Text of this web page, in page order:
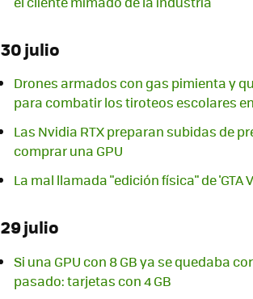
30 julio
Drones armados con gas pimienta y
para combatir los tiroteos escolares en
Las Nvidia RTX preparan subidas de
comprar una GPU
La mal llamada "edición física" de
29 julio
Si una GPU con 8 GB ya se quedaba
pasado: tarjetas con 4 GB